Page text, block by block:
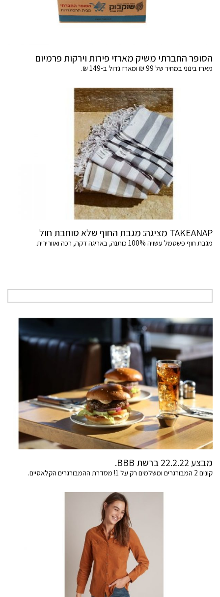
הסופר החברתי משיק מארזי פירות וירקות פרמיום
מארז בינוני במחיר של 99 ₪ ומארז גדול ב-149 ₪.
TAKEANAP מציגה: מגבת החוף שלא סוחבת חול
מגבת חוף פשטמל עשויה 100% כותנה, באריגה דקה, רכה ואוורירית.
מבצע 22.2.22 ברשת BBB.
קונים 2 המבורגרים ומשלמים רק על 1! מסדרת ההמבורגרים הקלאסיים.